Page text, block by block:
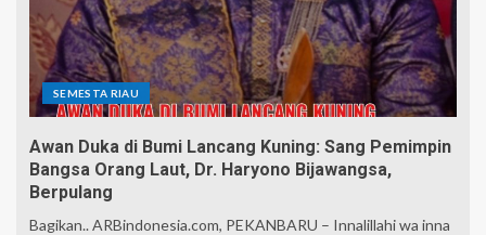
SEMESTA RIAU
Awan Duka di Bumi Lancang Kuning: Sang Pemimpin
Bangsa Orang Laut, Dr. Haryono Bijawangsa,
Berpulang
Bagikan.. ARBindonesia.com, PEKANBARU – Innalillahi wa inna